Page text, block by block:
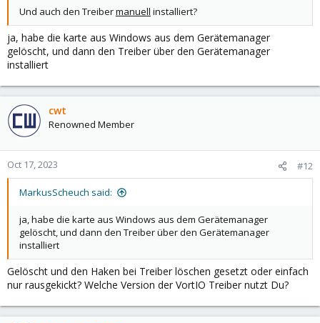
Und auch den Treibermanuell installiert?
ja, habe die karte aus Windows aus dem Gerätemanager
gelöscht, und dann den Treiber über den Gerätemanager
installiert
cwt
Renowned Member
Oct 17, 2023 #12
MarkusScheuch said:
ja, habe die karte aus Windows aus dem Gerätemanager
gelöscht, und dann den Treiber über den Gerätemanager
installiert
Gelöscht und den Haken bei Treiber löschen gesetzt oder einfach
nur rausgekickt? Welche Version der VortIO Treiber nutzt Du?